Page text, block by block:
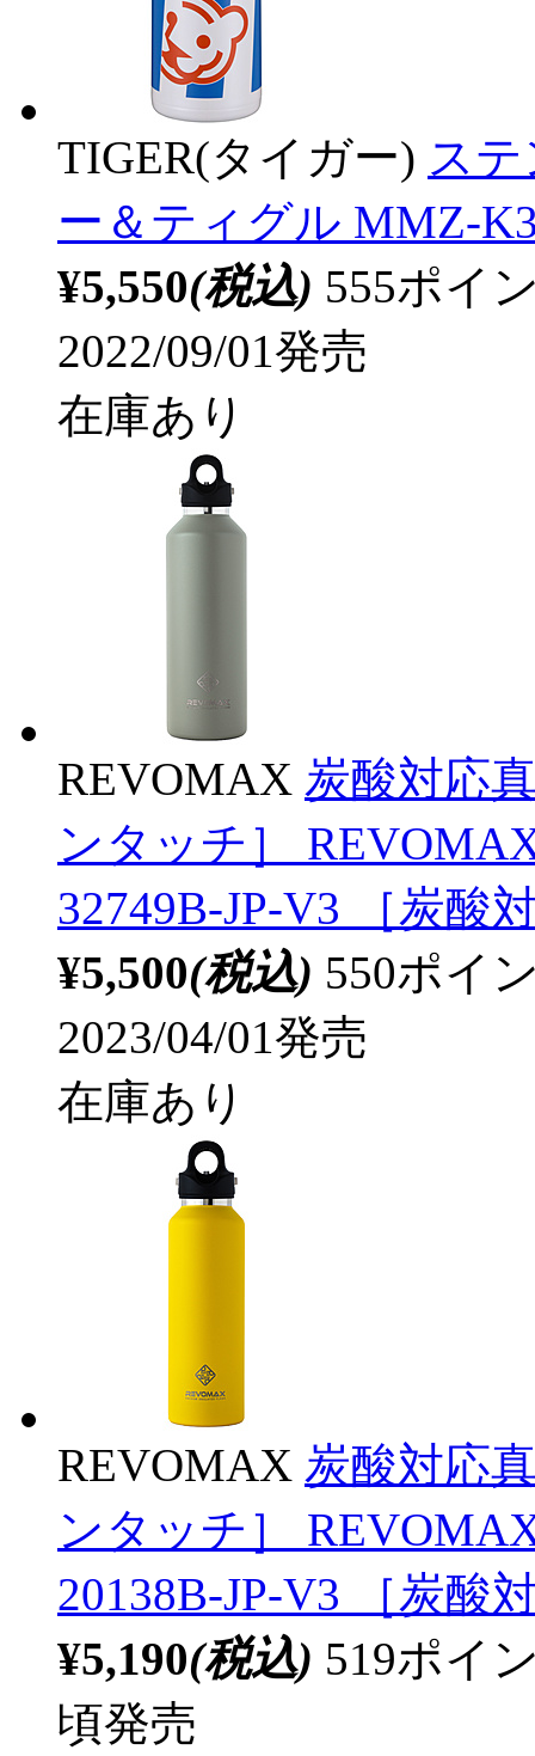
TIGER(タイガー) ス
ー＆ティグル MMZ-
¥5,550(税込) 555ポイ
2022/09/01発売
在庫あり
REVOMAX 炭酸対応
ンタッチ］
32749B-JP-V3 ［炭酸
¥5,500(税込) 550ポイ
2023/04/01発売
在庫あり
REVOMAX 炭酸対応
ンタッチ］
20138B-JP-V3 ［炭酸
¥5,190(税込) 519ポイ
頃発売